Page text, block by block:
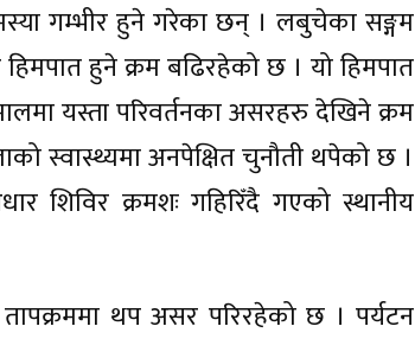
गम्भीर हुने गरेका छन् । लबुचेका सङ्गम
हुने क्रम बढिरहेको छ । यो हिमपात
यस्ता परिवर्तनका असरहरु देखिने क्रम
स्वास्थ्यमा अनपेक्षित चुनौती थपेको छ ।
शिविर क्रमशः गहिरिँदै गएको स्थानीय
तापक्रममा थप असर परिरहेको छ । पर्यटन